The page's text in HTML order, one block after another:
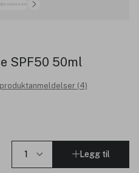
SPF50 50ml
produktanmeldelser (4)
Legg til